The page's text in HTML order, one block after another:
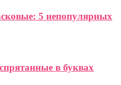
5 непопулярных
в буквах